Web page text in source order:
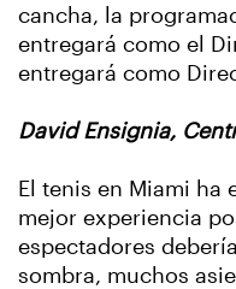
cancha, la
entregará como el
entregará como
David Ensignia,
El tenis en Miami ha
mejor experiencia
espectadores
sombra, muchos